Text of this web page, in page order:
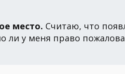
место. Считаю, что
ли у меня право